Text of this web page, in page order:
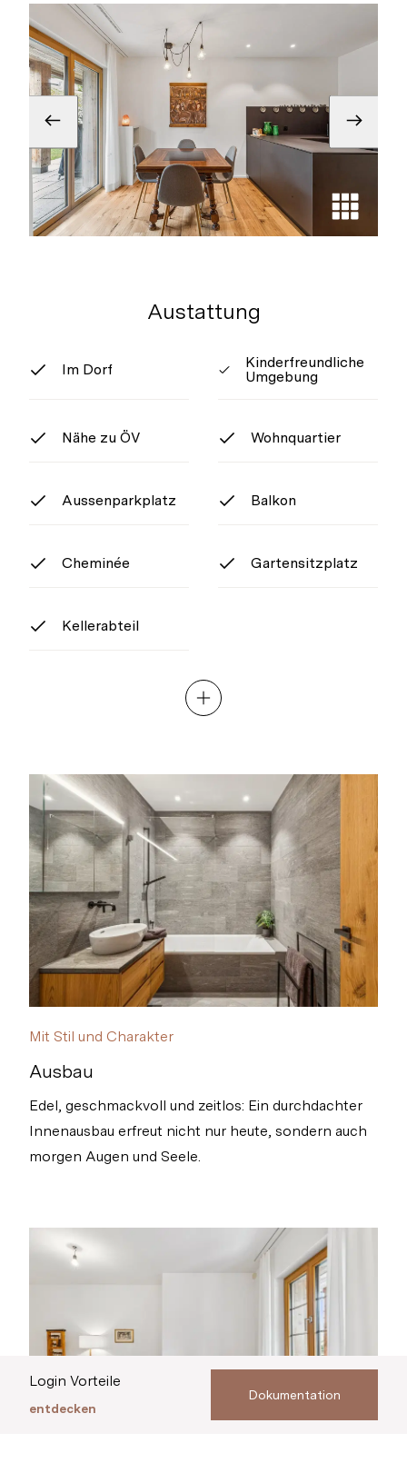
Austattung
Im Dorf
Kinderfreundliche
Umgebung
Nähe zu ÖV Wohnquartier
Aussenparkplatz Balkon
Cheminée Gartensitzplatz
Kellerabteil
Mit Stil und Charakter
Ausbau
Edel, geschmackvoll und zeitlos: Ein durchdachter
Innenausbau erfreut nicht nur heute, sondern auch
morgen Augen und Seele.
Login Vorteile
entdecken
Dokumentation